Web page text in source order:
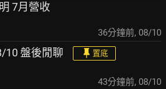
7月營收
36分鐘前, 08/10
10 盤後閒聊 置底
43分鐘前, 08/10